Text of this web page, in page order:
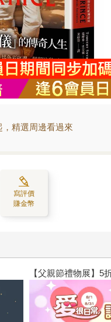
精選周邊看過來
寫評價
賺金幣
送88點金幣